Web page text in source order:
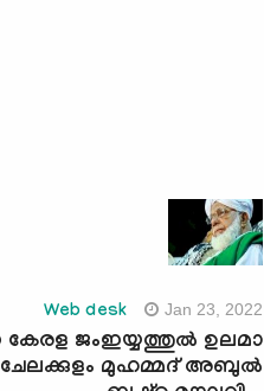
Web desk Jan 23, 2022
കേരള ജംഇയ്യത്തുല്‍ ഉലമാ
ചേലക്കുളം മുഹമ്മദ് അബുല്‍